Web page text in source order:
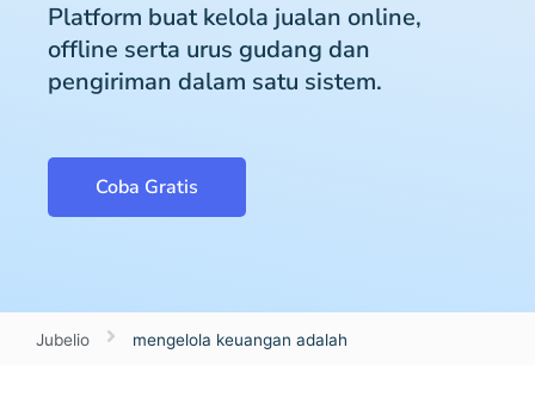
Platform buat kelola jualan online,
offline serta urus gudang dan
pengiriman dalam satu sistem.
Coba Gratis
Jubelio mengelola keuangan adalah